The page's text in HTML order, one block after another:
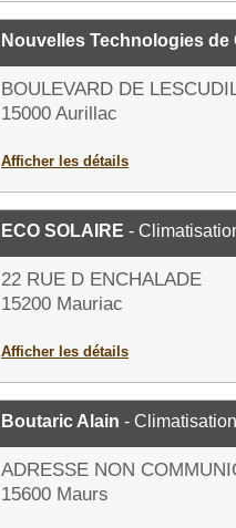
Nouvelles Technologies de
BOULEVARD DE
15000 Aurillac
Afficher les détails
ECO SOLAIRE -
22 RUE D ENCHALADE
15200 Mauriac
Afficher les détails
Boutaric Alain - Climatisation
ADRESSE NON
15600 Maurs